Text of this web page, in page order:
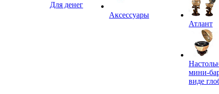
Для денег
Аксессуары
Атлант
мини-
виде